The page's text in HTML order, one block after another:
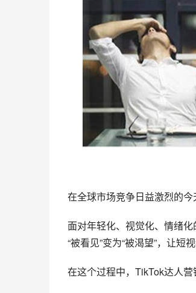
在全球市场竞争日益激烈的今
面对年轻化、视觉化、情绪化
“被看见”变为“被渴望”，让短
在这个过程中， TikTok达人营